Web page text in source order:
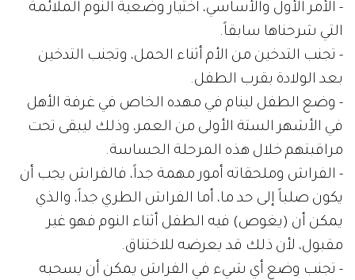
- الأمر الأول والأساسي، اختيار وضعية النوم الملائمة
التي شرحناها سابقاً.
- تجنب التدخين من الأم أثناء الحمل، وتجنب التدخين
بعد الولادة بقرب الطفل.
- وضع الطفل لينام في مهده الخاص في غرفة الأهل
في الأشهر الستة الأولى من العمر، وذلك ليبقى تحت
مراقبتهم خلال هذه المرحلة الحساسة.
- الفراش وملحقاته أمور مهمة جداً، فالفراش يجب أن
يكون صلباً إلى حد ما، أما الفراش الطري جداً، والذي
يمكن أن (يغوص) فيه الطفل أثناء النوم فهو غير
مقبول، لأن ذلك قد يعرضه للاختناق.
- تجنب وضع أي شيء في الفراش يمكن أن يسحبه